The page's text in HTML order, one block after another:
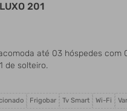
201
até 03 hóspedes com
de solteiro.
Frigobar Tv Smart Wi-Fi